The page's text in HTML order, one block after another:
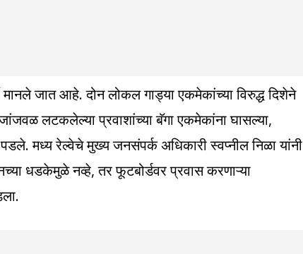
जात आहे. दोन लोकल गाड्या एकमेकांच्या विरुद्ध दिशेने
लटकलेल्या प्रवाशांच्या बॅगा एकमेकांना घासल्या,
मध्य रेल्वेचे मुख्य जनसंपर्क अधिकारी स्वप्नील निळा यांनी
धडकेमुळे नव्हे, तर फूटबोर्डवर प्रवास करणाऱ्या